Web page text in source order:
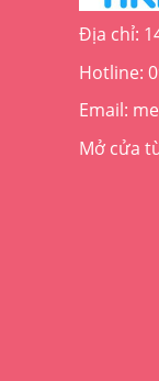
Địa chỉ:
Hotline:
Email:
Mở cửa